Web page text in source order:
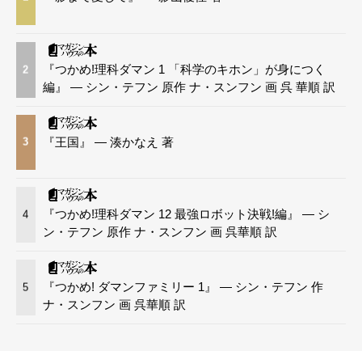
2
『つかめ!理科ダマン 1 「科学のキホン」が身につく
編』 — シン・テフン 原作 ナ・スンフン 画 呉 華順 訳
3 『王国』 — 湊かなえ 著
4
『つかめ!理科ダマン 12 最強ロボット決戦!編』 — シ
ン・テフン 原作 ナ・スンフン 画 呉華順 訳
5
『つかめ! ダマンファミリー 1』 — シン・テフン 作
ナ・スンフン 画 呉華順 訳